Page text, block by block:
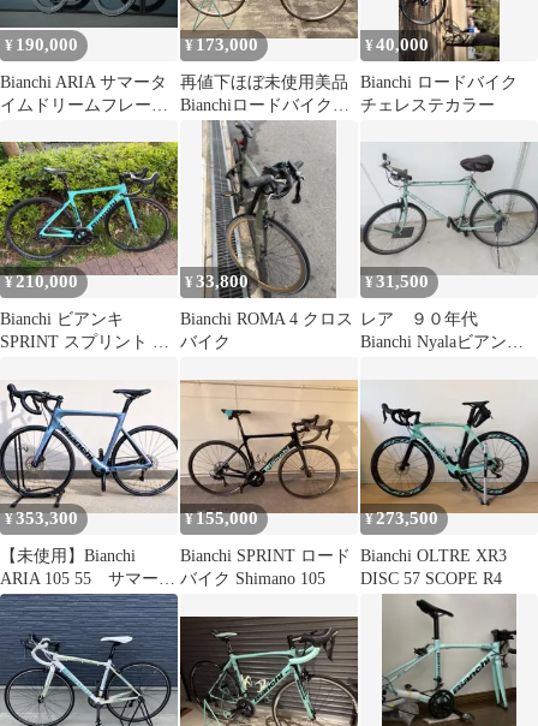
¥ 190,000
Bianchi ARIA サマータ
イムドリームフレーム
¥173,000
再値下ほぼ未使用美品
Bianchiロードバイクク
ロモリセルビーノセル
ビノビアンキ
¥40,000
Bianchi ロードバイク
チェレステカラー
¥210,000
Bianchi ビアンキ
SPRINT スプリント チ
¥33,800
Bianchi ROMA 4 クロス
バイク
¥31,500
レア ９０年代
Bianchi Nyalaビアンキ
¥353,300
【未使用】Bianchi
ARIA 105 55 サマータ
イムドリーム
¥155,000
Bianchi SPRINT ロード
バイク Shimano 105
¥273,500
Bianchi OLTRE XR3
DISC 57 SCOPE R4